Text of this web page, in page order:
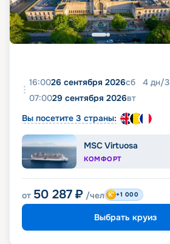
16:0026 сентября 2026сб 4 дн/3
07:0029 сентября 2026вт
Вы посетите 3 страны:
MSC Virtuosa
КОМФОРТ
от 50 287 ₽ /чел +1 000
Выбрать круиз